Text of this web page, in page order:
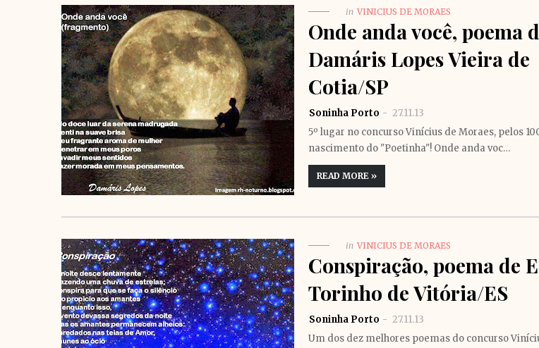
in VINICIUS DE MORAES
Onde anda você, poema
Damáris Lopes Vieira de
Cotia/SP
Soninha Porto
27.11.13
5º lugar no concurso Vinícius de Moraes, pelos
nascimento do "Poetinha"! Onde anda voc…
READ MORE »
in VINICIUS DE MORAES
Conspiração, poema de
Torinho de Vitória/ES
Soninha Porto
27.11.13
Um dos dez melhores poemas do concurso